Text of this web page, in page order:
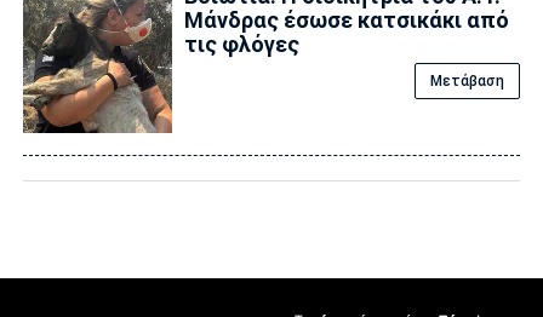
Μάνδρας έσωσε κατσικάκι από
τις φλόγες
Μετάβαση